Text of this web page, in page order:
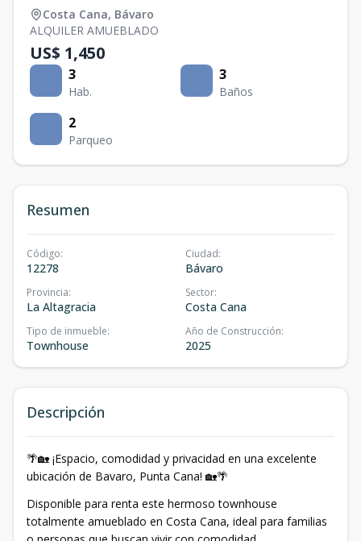
Costa Cana, Bávaro
ALQUILER AMUEBLADO
US$ 1,450
3
Hab.
3
Baños
2
Parqueo
Resumen
Código:
12278
Ciudad:
Bávaro
Provincia:
La Altagracia
Sector:
Costa Cana
Tipo de inmueble:
Townhouse
Año de Construcción:
2025
Descripción
🌴🏡 ¡Espacio, comodidad y privacidad en una excelente
ubicación de Bavaro, Punta Cana! 🏡🌴
Disponible para renta este hermoso townhouse
totalmente amueblado en Costa Cana, ideal para familias